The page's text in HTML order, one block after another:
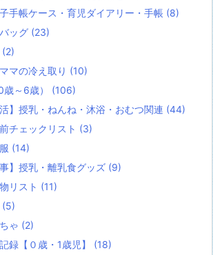
子手帳ケース・育児ダイアリー・手帳 (8)
ッグ (23)
(2)
マの冷え取り (10)
～6歳） (106)
】授乳・ねんね・沐浴・おむつ関連 (44)
チェックリスト (3)
(14)
】授乳・離乳食グッズ (9)
リスト (11)
(5)
ゃ (2)
録【０歳・1歳児】 (18)